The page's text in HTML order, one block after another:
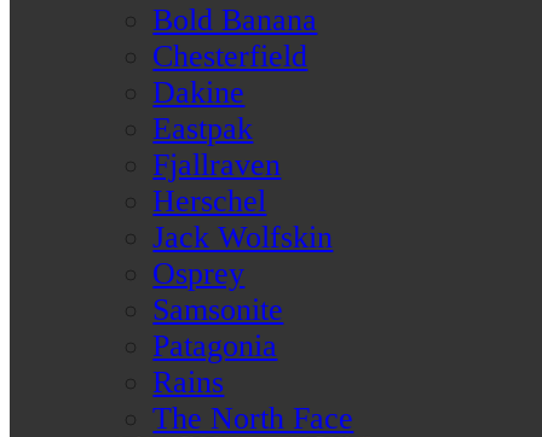
Bold Banana
Chesterfield
Dakine
Eastpak
Fjallraven
Herschel
Jack Wolfskin
Osprey
Samsonite
Patagonia
Rains
The North Face